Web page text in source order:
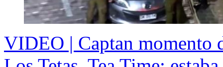
VIDEO | Captan momento